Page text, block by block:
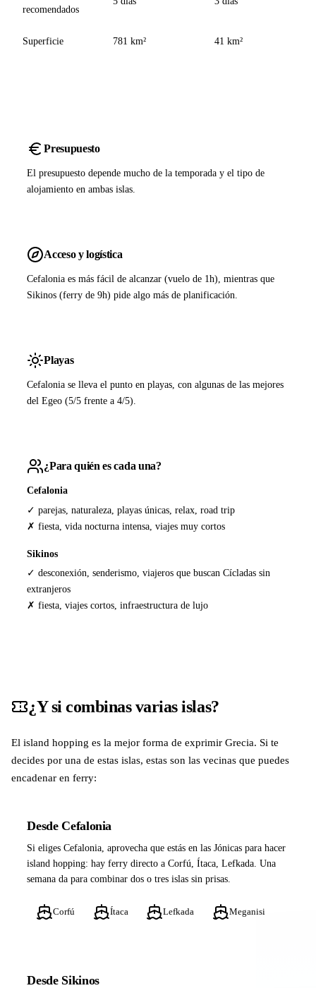
recomendados
Superficie 781 km² 41 km²
Presupuesto
El presupuesto depende mucho de la temporada y el tipo de
alojamiento en ambas islas.
Acceso y logística
Cefalonia es más fácil de alcanzar (vuelo de 1h), mientras que
Sikinos (ferry de 9h) pide algo más de planificación.
Playas
Cefalonia se lleva el punto en playas, con algunas de las mejores
del Egeo (5/5 frente a 4/5).
¿Para quién es cada una?
Cefalonia
✓ parejas, naturaleza, playas únicas, relax, road trip
✗ fiesta, vida nocturna intensa, viajes muy cortos
Sikinos
✓ desconexión, senderismo, viajeros que buscan Cícladas sin
extranjeros
✗ fiesta, viajes cortos, infraestructura de lujo
¿Y si combinas varias islas?
El island hopping es la mejor forma de exprimir Grecia. Si te
decides por una de estas islas, estas son las vecinas que puedes
encadenar en ferry:
Desde Cefalonia
Si eliges Cefalonia, aprovecha que estás en las Jónicas para hacer
island hopping: hay ferry directo a Corfú, Ítaca, Lefkada. Una
semana da para combinar dos o tres islas sin prisas.
Corfú Ítaca Lefkada Meganisi
Desde Sikinos